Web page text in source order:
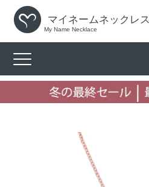
マイネームネックレス
My Name Necklace